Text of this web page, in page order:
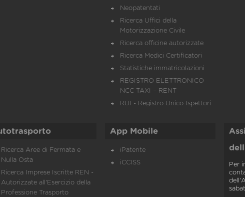
Neopatentati
Ricerca Uffici della
Motorizzazione Civile
Ricerca officine autorizzate
Ricerca Medici Certificatori
Statistiche immatricolazioni
REGISTRO ELETTRONICO
NCC TAXI – RENT
RUI - Registro Unico Ispettori
Ricerca Aree di Fermata e
Nulla Osta
Ricerca Imprese Iscritte REN -
Autorizzate all'Esercizio della
Professione Trasporto
App Mobile
iPatente
iCCISS
Per